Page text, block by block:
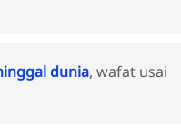
dunia, wafat usai